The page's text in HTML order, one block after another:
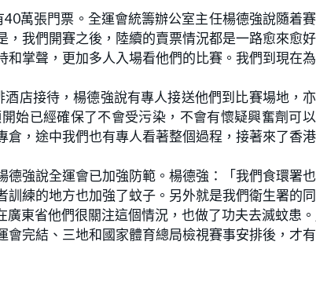
萬張門票。全運會統籌辦公室主任楊德強說隨着
我們開賽之後，陸續的賣票情況都是一路愈來愈
掌聲，更加多人入場看他們的比賽。我們到現在
店接待，楊德強說有專人接送他們到比賽場地，
始已經確保了不會受污染，不會有懷疑興奮劑可
，途中我們也有專人看著整個過程，接著來了香
強說全運會已加強防範。楊德強：「我們食環署
練的地方也加強了蚊子。另外就是我們衛生署的
東省他們很關注這個情況，也做了功夫去滅蚊患
完結、三地和國家體育總局檢視賽事安排後，才